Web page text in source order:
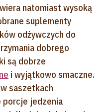
natomiast wysoką
suplementy
odżywczych do
dobrego
są dobrze
i wyjątkowo smaczne.
saszetkach
porcje jedzenia